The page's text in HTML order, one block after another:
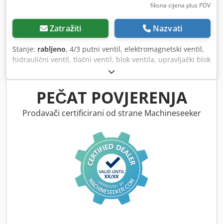
fiksna cijena plus PDV
Zatražiti Nazvati
Stanje: rabljeno, 4/3 putni ventil, elektromagnetski ventil,
hidraulični ventil, tlačni ventil, blok ventila, upravljački blok
-Rezervni dio: hidraulični upravljački blok dolazi iz tipa
Atlantic press kočnice: HPT 13536 -Proizvođač: Rexroth -
Ventil: S-4WE 10 F32 CG24 / 9Z4 C - Proizvođač: Sauer
Sundstrand - Tip ventila: D24 SWH-G02-B2- -20 - Napon: V -
Maks. Pritisak: bar - Cijena: za svih 5 komada ventila -
PEČAT POVJERENJA
Prodavači certificirani od strane Machineseeker